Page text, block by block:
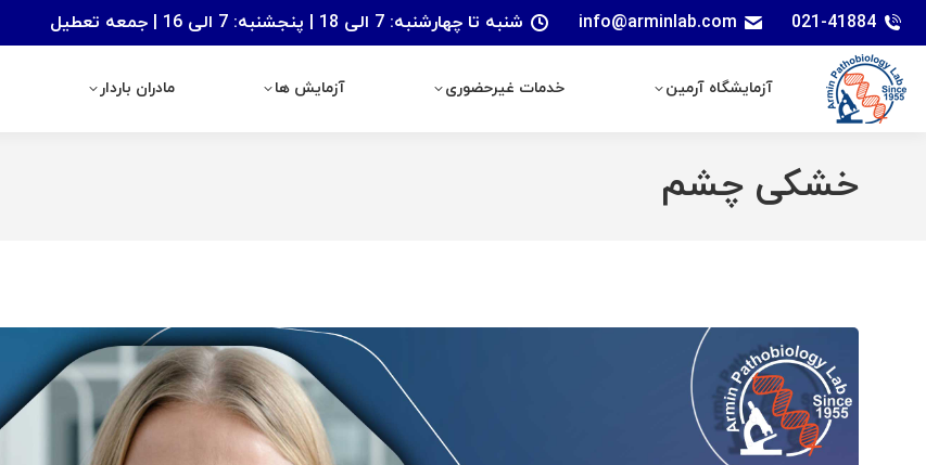
021-41884
info@arminlab.com شنبه تا چهارشنبه: 7 الی 18 | پنجشنبه: 7 الی 16 | جمعه تعطیل
آزمایشگاه آرمین خدمات غیرحضوری آزمایش ها مادران باردار
خشکی چشم
آزمایشگاه آرمین خدمات غیرحضوری آزمایش ها مادران باردار